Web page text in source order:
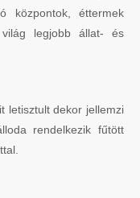
központok, éttermek
legjobb állat- és
letisztult dekor jellemzi
rendelkezik fűtött